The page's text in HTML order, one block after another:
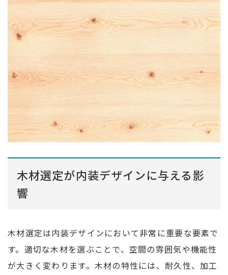
木材選定が内装デザインに与える影
響
木材選定は内装デザインにおいて非常に重要な要素で
す。適切な木材を選ぶことで、空間の雰囲気や機能性
が大きく変わります。木材の特性には、耐久性、加工